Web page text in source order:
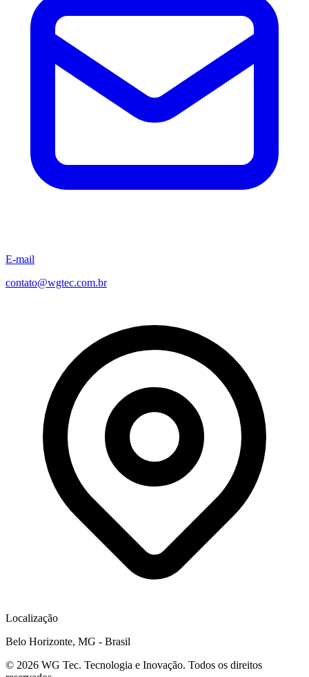
E-mail
contato@wgtec.com.br
Localização
Belo Horizonte, MG - Brasil
© 2026 WG Tec. Tecnologia e Inovação. Todos os direitos